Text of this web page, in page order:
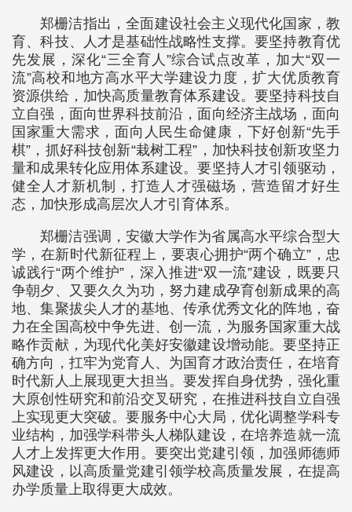
郑栅洁指出，全面建设社会主义现代化国家，教
育、科技、人才是基础性战略性支撑。要坚持教育优
先发展，深化“三全育人”综合试点改革，加大“双一
流”高校和地方高水平大学建设力度，扩大优质教育
资源供给，加快高质量教育体系建设。要坚持科技自
立自强，面向世界科技前沿，面向经济主战场，面向
国家重大需求，面向人民生命健康，下好创新“先手
棋”，抓好科技创新“栽树工程”，加快科技创新攻坚力
量和成果转化应用体系建设。要坚持人才引领驱动，
健全人才新机制，打造人才强磁场，营造留才好生
态，加快形成高层次人才引育体系。
郑栅洁强调，安徽大学作为省属高水平综合型大
学，在新时代新征程上，要衷心拥护“两个确立”，忠
诚践行“两个维护”，深入推进“双一流”建设，既要只
争朝夕、又要久久为功，努力建成孕育创新成果的高
地、集聚拔尖人才的基地、传承优秀文化的阵地，奋
力在全国高校中争先进、创一流，为服务国家重大战
略作贡献，为现代化美好安徽建设增动能。要坚持正
确方向，扛牢为党育人、为国育才政治责任，在培育
时代新人上展现更大担当。要发挥自身优势，强化重
大原创性研究和前沿交叉研究，在推进科技自立自强
上实现更大突破。要服务中心大局，优化调整学科专
业结构，加强学科带头人梯队建设，在培养造就一流
人才上发挥更大作用。要突出党建引领，加强师德师
风建设，以高质量党建引领学校高质量发展，在提高
办学质量上取得更大成效。